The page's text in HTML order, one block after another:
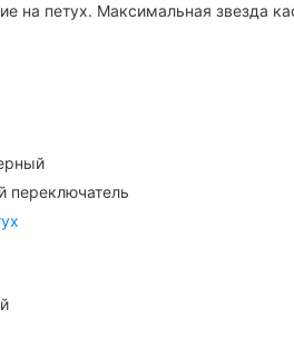
на петух. Максимальная звезда
переключатель